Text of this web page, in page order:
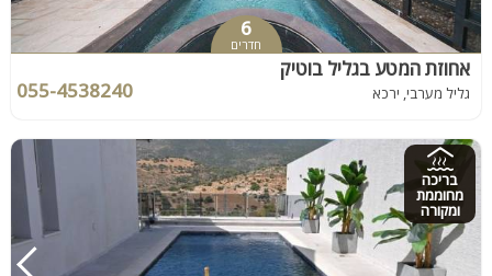
6
חדרים
אחוזת המטע בגליל בוטיק
גליל מערבי, ירכא 055-4538240
בריכה
מחוממת
ומקורה